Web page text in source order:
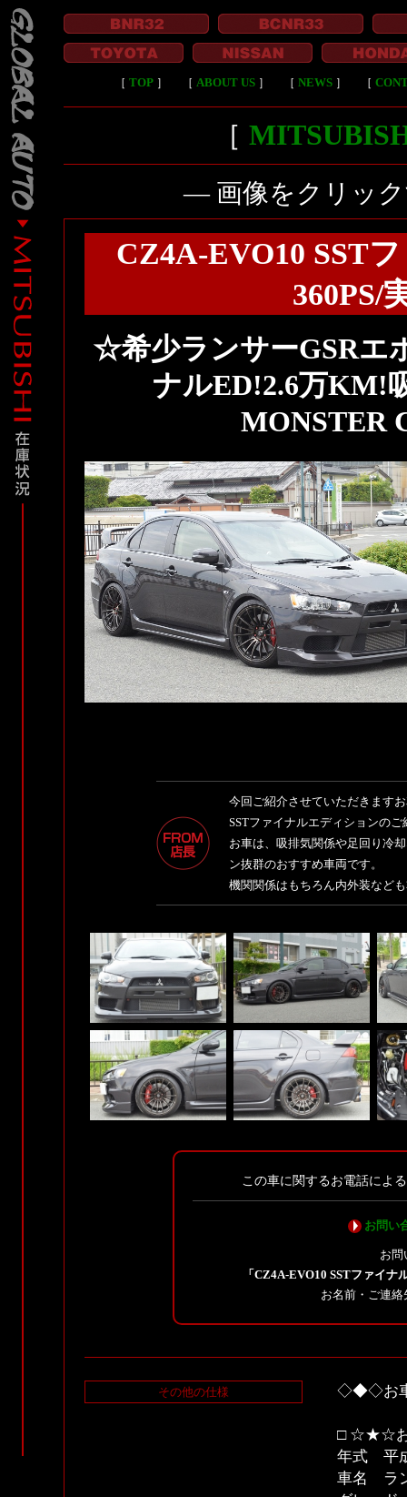
［ TOP］ ［ ABOUT US］ ［ NEWS］ ［
［
― 画像をクリッ
CZ4A-EVO10 SST
360PS/
☆希少ランサーGSRエ
ナルED!2.6万KM!
MONSTER
今回ご紹介させていただきます
SSTファイナルエディションのご
お車は、吸排気関係や足回り冷
ン抜群のおすすめ車両です。
機関関係はもちろん内外装など
この車に関するお電話によ
お問い
お問
「CZ4A-EVO10 SSTファイ
お名前・ご連
その他の仕様 ◇◆◇お
□ ☆★☆
年式 平
車名 ラ